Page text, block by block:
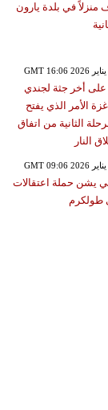
منزلاً في بلدة يارون
على أخر جثة لجندي
الأمر الذي يفتح
الثانية من اتفاق
النار
يشن حملة اعتقالات
طولكرم